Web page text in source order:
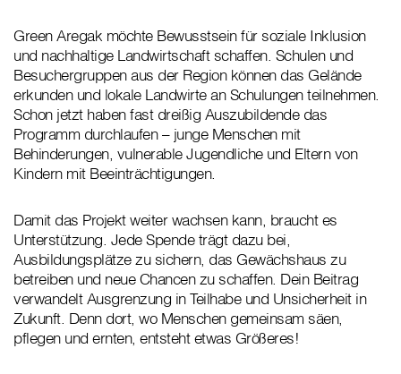
Green Aregak möchte Bewusstsein für soziale Inklusion
und nachhaltige Landwirtschaft schaffen. Schulen und
Besuchergruppen aus der Region können das Gelände
erkunden und lokale Landwirte an Schulungen teilnehmen.
Schon jetzt haben fast dreißig Auszubildende das
Programm durchlaufen – junge Menschen mit
Behinderungen, vulnerable Jugendliche und Eltern von
Kindern mit Beeinträchtigungen.
Damit das Projekt weiter wachsen kann, braucht es
Unterstützung. Jede Spende trägt dazu bei,
Ausbildungsplätze zu sichern, das Gewächshaus zu
betreiben und neue Chancen zu schaffen. Dein Beitrag
verwandelt Ausgrenzung in Teilhabe und Unsicherheit in
Zukunft. Denn dort, wo Menschen gemeinsam säen,
pflegen und ernten, entsteht etwas Größeres!